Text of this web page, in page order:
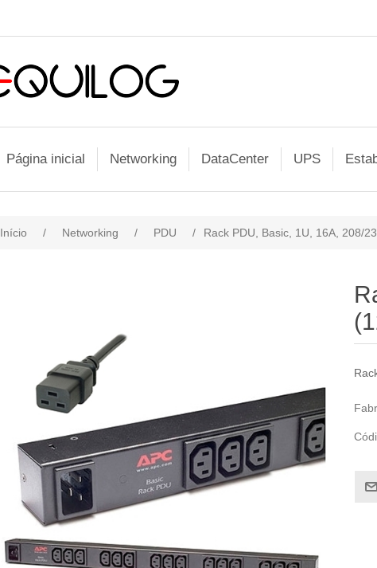
Página inicial Networking DataCenter UPS
Início / Networking / PDU / Rack PDU, Basic, 1U, 16A, 208/